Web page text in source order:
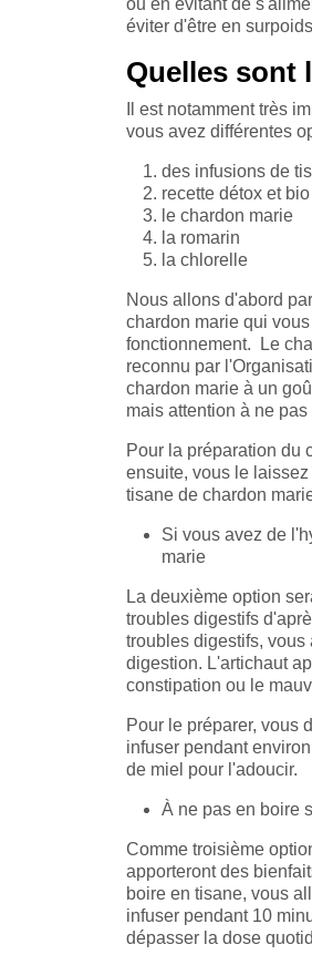
ou en évitant de
éviter d'être en
Quelles sont
Il est notamment très
vous avez différentes
des infusions de
recette détox et
le chardon marie
la romarin
la chlorelle
Nous allons d'abord
chardon marie qui
fonctionnement. Le
reconnu par
chardon marie à un
mais attention à ne
Pour la préparation du
ensuite, vous le
tisane de chardon
Si vous avez de
marie
La deuxième option
troubles digestifs
troubles digestifs, vous
digestion. L'artichaut
constipation ou le
Pour le préparer, vous
infuser pendant
de miel pour l'adoucir.
À ne pas en boire
Comme troisième
apporteront des
boire en tisane, vous
infuser pendant 10
dépasser la dose